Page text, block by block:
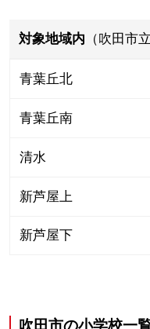
対象地域内 （吹田市
青葉丘北
青葉丘南
清水
新芦屋上
新芦屋下
吹田市の小学校一